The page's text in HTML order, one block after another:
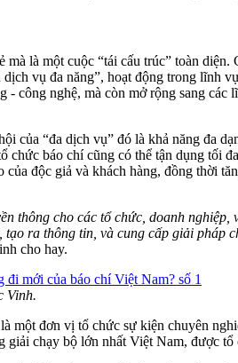
là một cuộc “tái cấu trúc” toàn
vụ đa năng”, hoạt động trong lĩnh
công nghệ, mà còn mở rộng sang
“đa dịch vụ” đó là khả năng đa
báo chí cũng có thể tận dụng tối
độc giả và khách hàng, đồng thời
thông cho các tổ chức, doanh
ra thông tin, và cung cấp giải pháp
cho hay.
Vinh.
đơn vị tổ chức sự kiện chuyên
chạy bộ lớn nhất Việt Nam, được